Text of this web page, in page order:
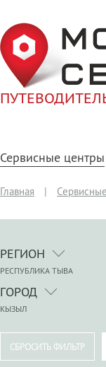
Сервисные центры
Главная |
РЕГИОН
РЕСПУБЛИКА ТЫВА
ГОРОД
КЫЗЫЛ